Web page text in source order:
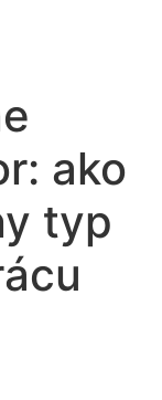
ako
typ